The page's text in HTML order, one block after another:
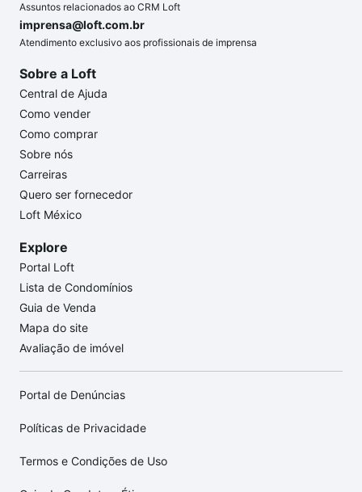
Assuntos relacionados ao CRM Loft
imprensa@loft.com.br
Atendimento exclusivo aos profissionais de imprensa
Sobre a Loft
Central de Ajuda
Como vender
Como comprar
Sobre nós
Carreiras
Quero ser fornecedor
Loft México
Explore
Portal Loft
Lista de Condomínios
Guia de Venda
Mapa do site
Avaliação de imóvel
Portal de Denúncias
Políticas de Privacidade
Termos e Condições de Uso